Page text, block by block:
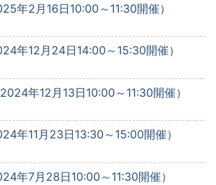
年2月16日10:00～11:30開催）
年12月24日14:00～15:30開催）
年12月13日10:00～11:30開催）
年11月23日13:30～15:00開催）
年7月28日10:00～11:30開催）